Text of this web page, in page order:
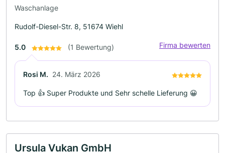
Waschanlage
Rudolf-Diesel-Str. 8, 51674 Wiehl
5.0 (1 Bewertung) Firma bewerten
Rosi M. 24. März 2026
Top 👍 Super Produkte und Sehr schelle Lieferung 😀
Ursula Vukan GmbH